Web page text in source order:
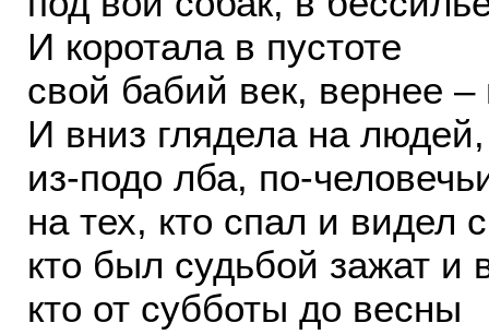
И коротала в пустоте
свой бабий век, вернее –
И вниз глядела на людей,
из-подо лба, по-
на тех, кто спал и видел
кто был судьбой зажат и
кто от субботы до весны